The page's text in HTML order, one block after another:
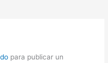
para publicar un